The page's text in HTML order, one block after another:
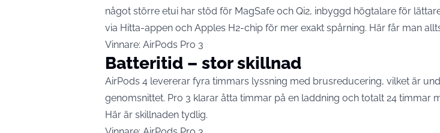
något större etui har stöd för MagSafe och Qi2, inbyggd högtalare för
via Hitta-appen och Apples H2-chip för mer exakt spårning. Här får man
Vinnare: AirPods Pro 3
Batteritid – stor skillnad
AirPods 4 levererar fyra timmars lyssning med brusreducering, vilket är
genomsnittet. Pro 3 klarar åtta timmar på en laddning och totalt 24 timmar
Här är skillnaden tydlig.